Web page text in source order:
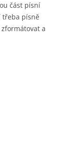
část písní
třeba písně
a